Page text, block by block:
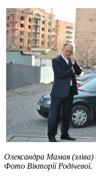
Олександра Мамая
Фото Вікторії Родічевої.